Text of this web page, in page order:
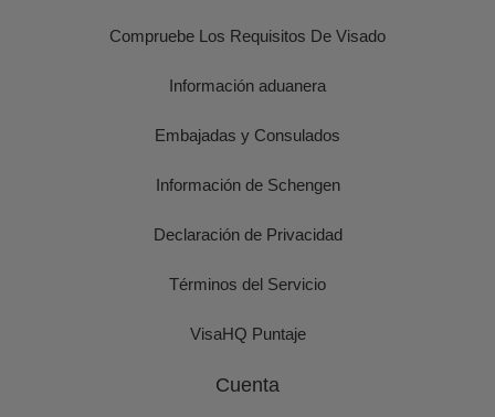
Compruebe Los Requisitos De Visado
Información aduanera
Embajadas y Consulados
Información de Schengen
Declaración de Privacidad
Términos del Servicio
VisaHQ Puntaje
Cuenta